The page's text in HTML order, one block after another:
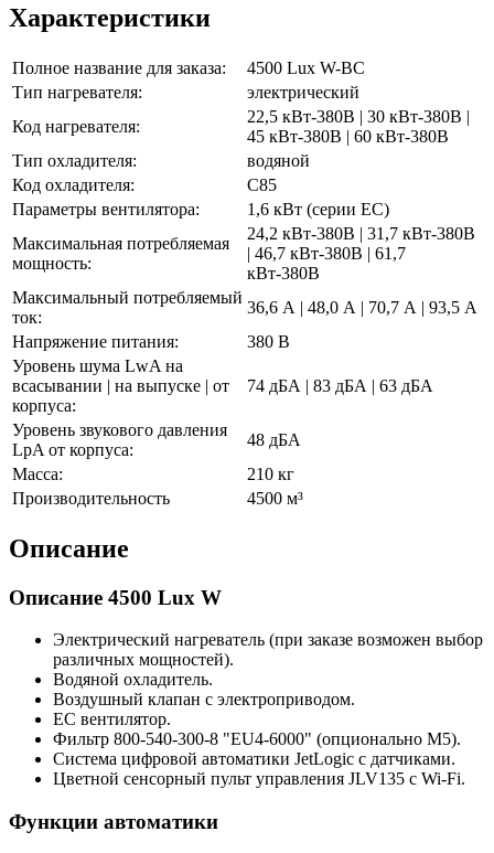
Характеристики
Полное название для заказа:
4500 Lux W-BC
Тип нагревателя:
электрический
Код нагревателя:
22,5 кВт-380В | 30 кВт-380В |
45 кВт-380В | 60 кВт-380В
Тип охладителя:
водяной
Код охладителя:
C85
Параметры вентилятора:
1,6 кВт (серии EC)
Максимальная потребляемая
мощность:
24,2 кВт-380В | 31,7 кВт-380В
| 46,7 кВт-380В | 61,7
кВт-380В
Максимальный потребляемый
ток:
36,6 А | 48,0 А | 70,7 А | 93,5 А
Напряжение питания:
380 В
Уровень шума LwA на
всасывании | на выпуске | от
корпуса:
74 дБА | 83 дБА | 63 дБА
Уровень звукового давления
LpA от корпуса:
48 дБА
Масса:
210 кг
Производительность
4500 м³
Описание
Описание 4500 Lux W
Электрический нагреватель (при заказе возможен выбор
различных мощностей).
Водяной охладитель.
Воздушный клапан с электроприводом.
ЕС вентилятор.
Фильтр 800-540-300-8 "EU4-6000" (опционально M5).
Система цифровой автоматики JetLogic с датчиками.
Цветной сенсорный пульт управления JLV135 c Wi-Fi.
Функции автоматики